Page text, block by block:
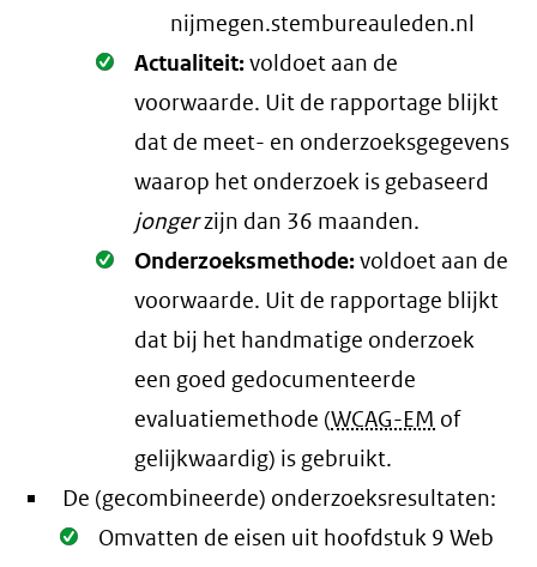
nijmegen.stembureauleden.nl
Oké.
Actualiteit:voldoet aan de
voorwaarde. Uit de rapportage blijkt
dat de meet- en onderzoeksgegevens
waarop het onderzoek is gebaseerd
jongerzijn dan 36 maanden.
Oké.
Onderzoeksmethode:voldoet aan de
voorwaarde. Uit de rapportage blijkt
dat bij het handmatige onderzoek
een goed gedocumenteerde
evaluatiemethode (WCAG-EM of
gelijkwaardig) is gebruikt.
De (gecombineerde) onderzoeksresultaten:
Oké.
Omvatten de eisen uit hoofdstuk 9 Web